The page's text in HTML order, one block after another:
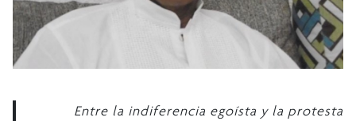
Entre la indiferencia egoísta y la protesta